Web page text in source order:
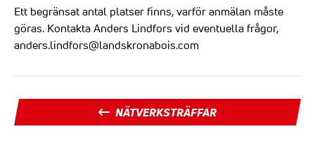
Ett begränsat antal platser finns, varför anmälan måste
göras. Kontakta Anders Lindfors vid eventuella frågor,
anders.lindfors@landskronabois.com
NÄTVERKSTRÄFFAR